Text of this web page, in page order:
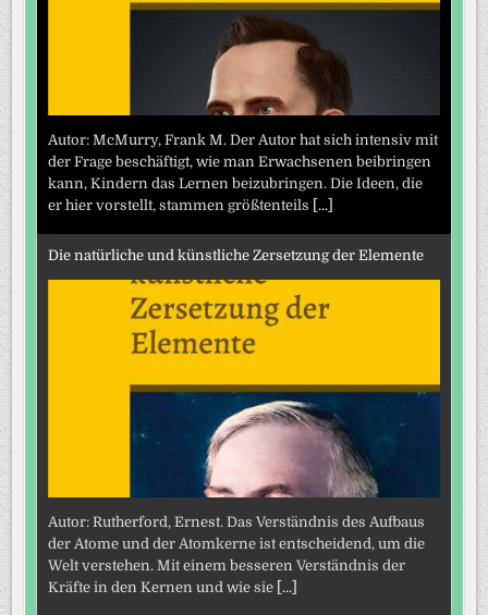
Autor: McMurry, Frank M. Der Autor hat sich intensiv mit
der Frage beschäftigt, wie man Erwachsenen beibringen
kann, Kindern das Lernen beizubringen. Die Ideen, die
er hier vorstellt, stammen größtenteils
[...]
Die natürliche und künstliche Zersetzung der Elemente
Autor: Rutherford, Ernest. Das Verständnis des Aufbaus
der Atome und der Atomkerne ist entscheidend, um die
Welt verstehen. Mit einem besseren Verständnis der
Kräfte in den Kernen und wie sie [...]